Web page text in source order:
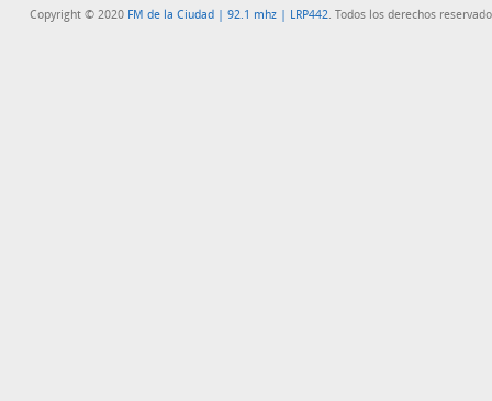
Copyright © 2020 FM de la Ciudad | 92.1 mhz | LRP442. Todos los derechos